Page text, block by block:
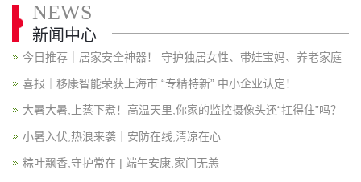
NEWS
新闻中心
今日推荐｜居家安全神器！ 守护独居女性、带娃宝妈、养老家庭
喜报｜移康智能荣获上海市 “专精特新” 中小企业认定！
大暑大暑,上蒸下煮！高温天里,你家的监控摄像头还“扛得住”吗？
小暑入伏,热浪来袭｜安防在线,清凉在心
粽叶飘香,守护常在 | 端午安康,家门无恙